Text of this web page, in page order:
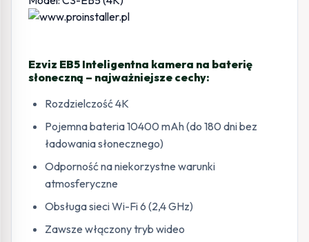
Ezviz EB5 Inteligentna kamera na baterię
słoneczną – najważniejsze cechy:
Rozdzielczość 4K
Pojemna bateria 10400 mAh (do 180 dni bez
ładowania słonecznego)
Odporność na niekorzystne warunki
atmosferyczne
Obsługa sieci Wi-Fi 6 (2,4 GHz)
Zawsze włączony tryb wideo